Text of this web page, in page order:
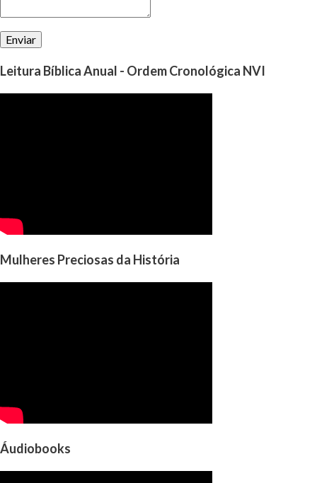
Leitura Bíblica Anual - Ordem Cronológica NVI
Mulheres Preciosas da História
Áudiobooks